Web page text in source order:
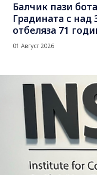
Балчик пази
Градината с над
отбеляза 71
01 Август 2026